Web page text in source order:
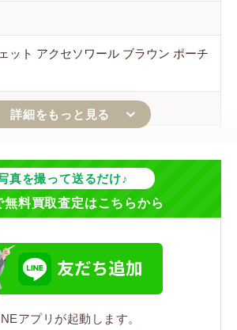
ット アクセソワール ブラウン ポーチ
真を撮って送るだけ♪
無料買取査定はこちらから
アプリが起動します。